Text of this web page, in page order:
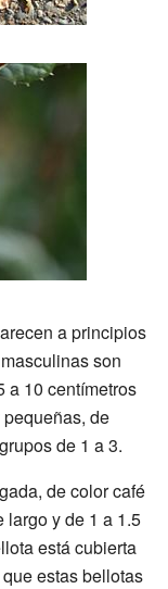
a principios
son
a 10 centímetros
de
de 1 a 3.
de color café
largo y de 1 a 1.5
está cubierta
estas bellotas